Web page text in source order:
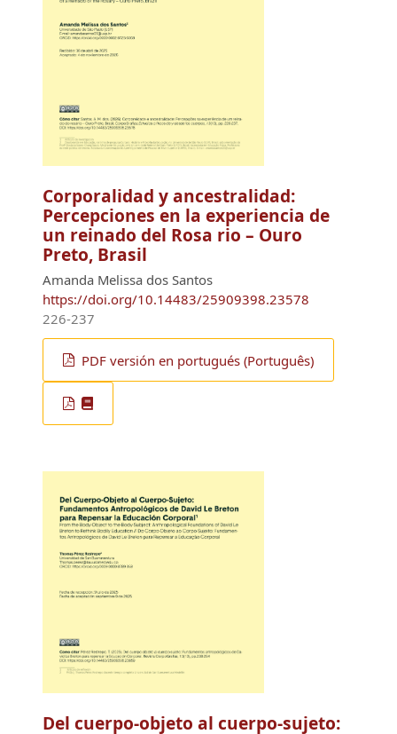
Corporalidad y ancestralidad:
Percepciones en la experiencia de
un reinado del Rosa rio – Ouro
Preto, Brasil
Amanda Melissa dos Santos
https://doi.org/10.14483/25909398.23578
PDF versión en portugués (Português)